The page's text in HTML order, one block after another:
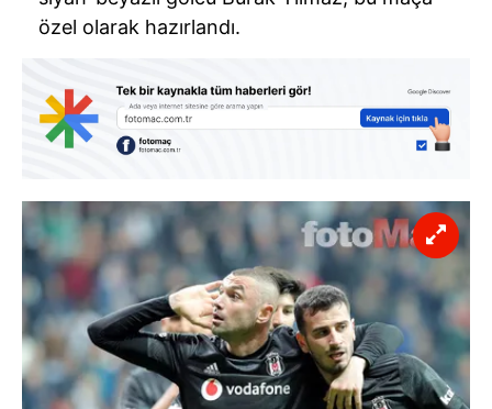
özel olarak hazırlandı.